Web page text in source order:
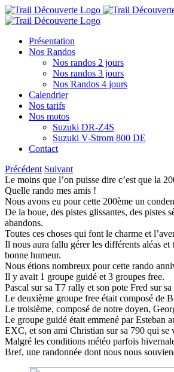
Passer
au
Présentation
Nos Randos
Nos randos 2 jours
Nos randos 3 jours
Nos Randos 4 jours
Calendrier
Nos tarifs
Nos motos
Suzuki DR-Z4S
Suzuki V-Strom 800 DE
Contact
Précédent Suivant
Le moins que l’on puisse dire c’est que la
Quelle rando mes amis !
Nous avons eu pour cette 200ème un
De la boue, des pistes glissantes, des pistes
abandons.
Toutes ces choses qui font le charme et
Il nous aura fallu gérer les différents aléas
bonne humeur.
Nous étions nombreux pour cette rando
Il y avait 1 groupe guidé et 3 groupes free.
Pascal sur sa T7 rally et son pote Fred sur
Le deuxième groupe free était composé
Le troisième, composé de notre doyen,
Le groupe guidé était emmené parEsteban
EXC, et son ami Christian sur sa 790 qui se
Malgré les conditions météo parfois
Bref, une randonnée dont nous nous